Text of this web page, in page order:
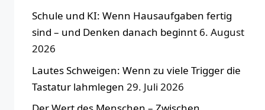
Schule und KI: Wenn Hausaufgaben fertig
sind – und Denken danach beginnt 6. August
2026
Lautes Schweigen: Wenn zu viele Trigger die
Tastatur lahmlegen 29. Juli 2026